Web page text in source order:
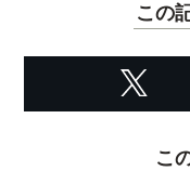
この
こ